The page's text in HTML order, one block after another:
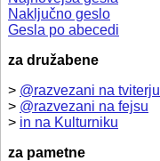
Naključno geslo
Gesla po abecedi
za družabene
> @razvezani na tviterju
> @razvezani na fejsu
> in na Kulturniku
za pametne